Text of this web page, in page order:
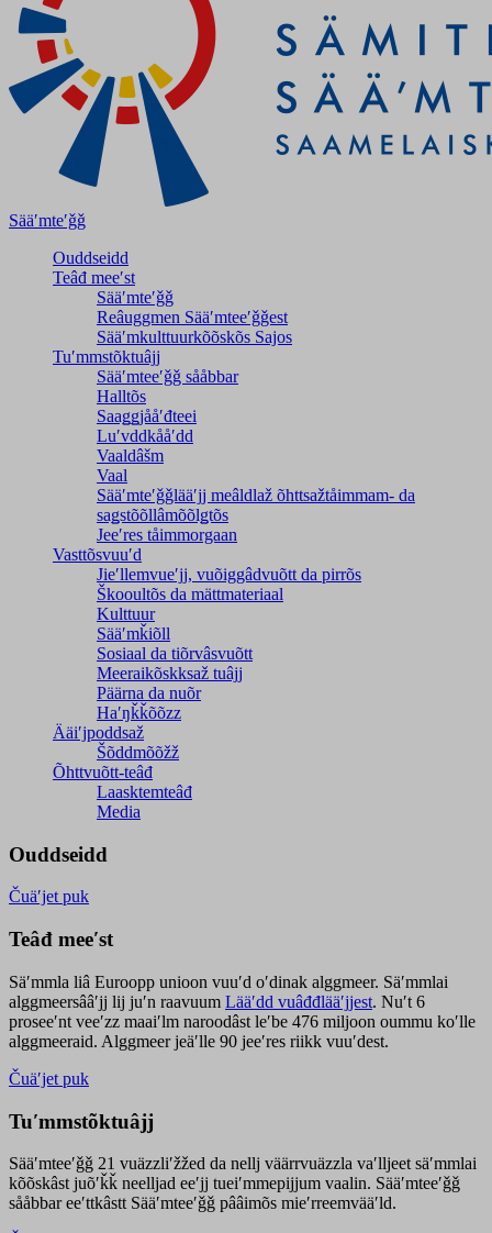
Sääʹmteʹǧǧ
Ouddseidd
Teâđ meeʹst
Sääʹmteʹǧǧ
Reâuggmen Sääʹmteeʹǧǧest
Sääʹmkulttuurkõõskõs Sajos
Tuʹmmstõktuâjj
Sääʹmteeʹǧǧ sååbbar
Halltõs
Saaǥǥjååʹđteei
Luʹvddkååʹdd
Vaaldâšm
Vaal
Sääʹmteʹǧǧlääʹjj meâldlaž õhttsažtåimmam- da
saǥstõõllâmõõlǥtõs
Jeeʹres tåimmorgaan
Vasttõsvuuʹd
Jieʹllemvueʹjj, vuõiggâdvuõtt da pirrõs
Škooultõs da mättmateriaal
Kulttuur
Sääʹmǩiõll
Sosiaal da tiõrvâsvuõtt
Meeraikõskksaž tuâjj
Päärna da nuõr
Haʹŋǩǩõõzz
Ääiʹjpoddsaž
Šõddmõõžž
Õhttvuõtt-teâđ
Laasktemteâđ
Media
Ouddseidd
Čuäʹjet puk
Teâđ meeʹst
Säʹmmla liâ Euroopp unioon vuuʹd oʹdinak alggmeer. Säʹmmlai
alggmeersââʹjj lij juʹn raavuum Lääʹdd vuâđđlääʹjjest. Nuʹt 6
proseeʹnt veeʹzz maaiʹlm naroodâst leʹbe 476 miljoon oummu koʹlle
alggmeeraid. Alggmeer jeäʹlle 90 jeeʹres riikk vuuʹdest.
Čuäʹjet puk
Tuʹmmstõktuâjj
Sääʹmteeʹǧǧ 21 vuäzzliʹžžed da nellj väärrvuäzzla vaʹlljeet säʹmmlai
kõõskâst juõʹǩǩ neelljad eeʹjj tueiʹmmepijjum vaalin. Sääʹmteeʹǧǧ
sååbbar eeʹttkâstt Sääʹmteeʹǧǧ pââimõs mieʹrreemvääʹld.